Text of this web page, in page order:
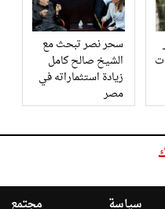
سحر نصر تبحث مع
الشيخ صالح كامل
زيادة استثماراته في
مصر
سياسة مجتمع